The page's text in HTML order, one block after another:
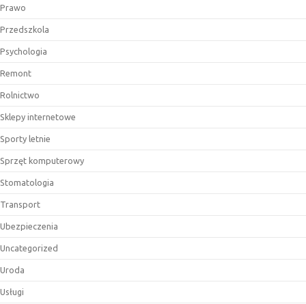
Prawo
Przedszkola
Psychologia
Remont
Rolnictwo
Sklepy internetowe
Sporty letnie
Sprzęt komputerowy
Stomatologia
Transport
Ubezpieczenia
Uncategorized
Uroda
Usługi